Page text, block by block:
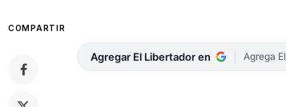
COMPARTIR
Agregar El Libertador en Agrega